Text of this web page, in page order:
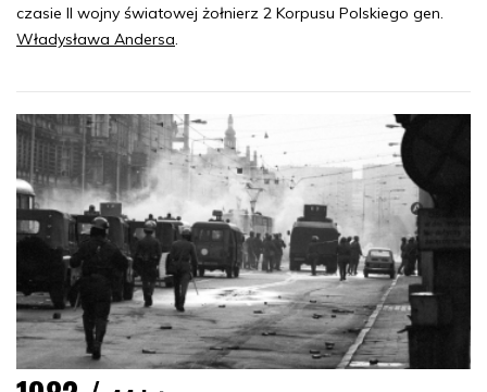
czasie II wojny światowej żołnierz 2 Korpusu Polskiego gen.
Władysława Andersa.